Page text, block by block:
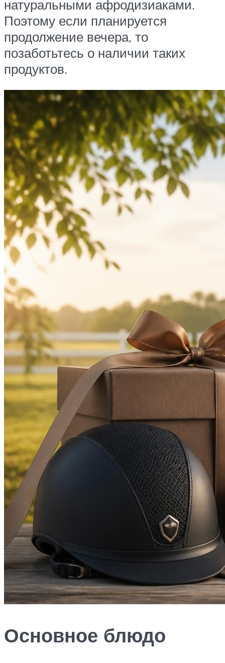
натуральными афродизиаками.
Поэтому если планируется
продолжение вечера, то
позаботьтесь о наличии таких
продуктов.
Основное блюдо